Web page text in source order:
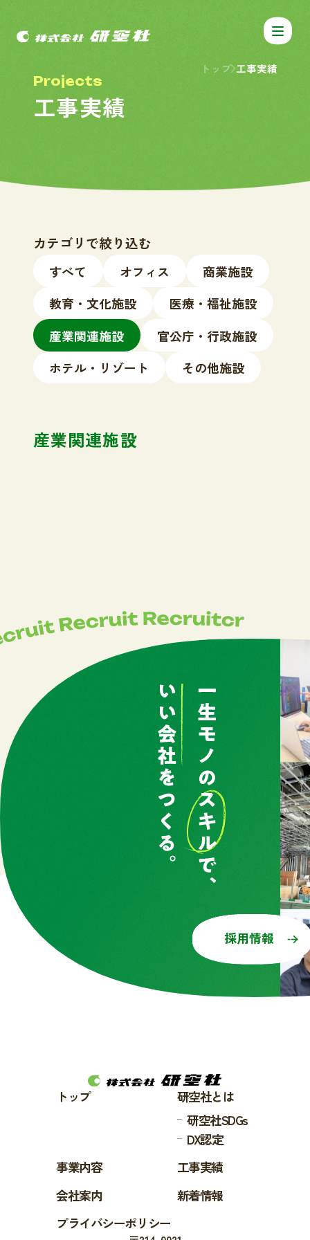
トップ 工事実績
Projects
工事実績
カテゴリで絞り込む
すべて オフィス
商業施設
教育・文化施設
医療・福祉施設
産業関連施設
官公庁・行政施設
ホテル・リゾート
その他施設
産業関連施設
採用情報
トップ
研空社とは
研空社SDGs
DX認定
事業内容
工事実績
会社案内
新着情報
プライバシーポリシー